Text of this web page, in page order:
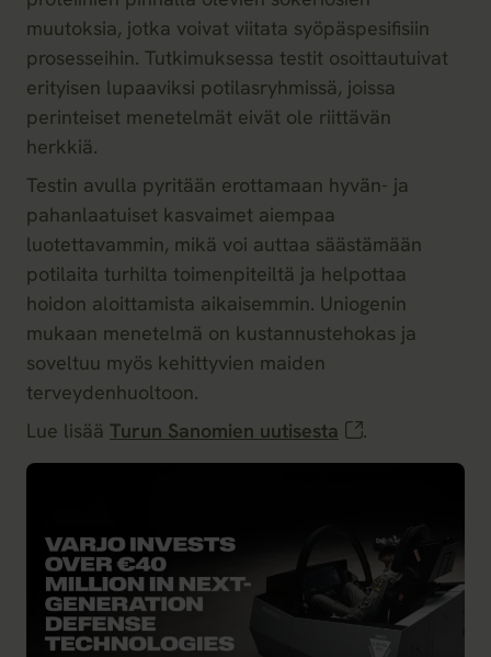
muutoksia, jotka voivat viitata syöpäspesifisiin
prosesseihin. Tutkimuksessa testit osoittautuivat
erityisen lupaaviksi potilasryhmissä, joissa
perinteiset menetelmät eivät ole riittävän
herkkiä.
Testin avulla pyritään erottamaan hyvän- ja
pahanlaatuiset kasvaimet aiempaa
luotettavammin, mikä voi auttaa säästämään
potilaita turhilta toimenpiteiltä ja helpottaa
hoidon aloittamista aikaisemmin. Uniogenin
mukaan menetelmä on kustannustehokas ja
soveltuu myös kehittyvien maiden
terveydenhuoltoon.
Lue lisää Turun Sanomien uutisesta .